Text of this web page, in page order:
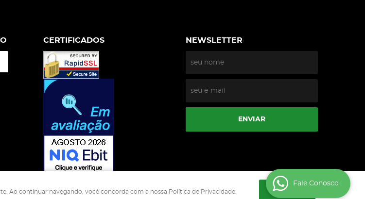
CERTIFICADOS NEWSLETTER
ENVIAR
Ao continuar navegando, você concorda com a nossa Política de Privacidade. ENTENDI
Fale Conosco